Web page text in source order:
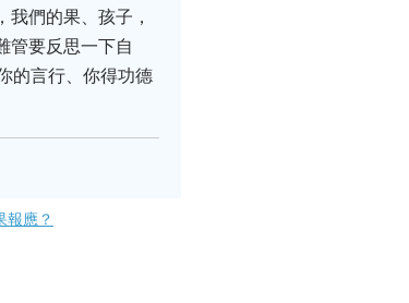
們的果、孩子，
管要反思一下自
的言行、你得功德
報應？